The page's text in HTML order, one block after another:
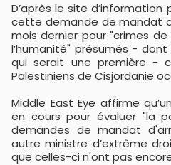
D’après le site
cette demande de mandat
mois dernier pour "crimes
l’humanité" présumés -
qui serait une première -
Palestiniens de Cisjordanie
Middle East Eye affirme
en cours pour évaluer "la
demandes de mandat
autre ministre d’extrême
que celles-ci n'ont pas